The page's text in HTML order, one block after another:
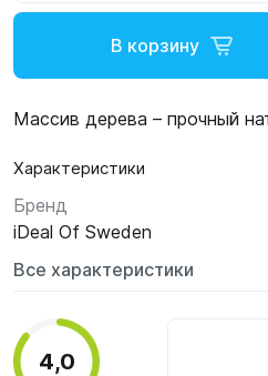
В корзину
Массив дерева – прочный
Характеристики
Бренд
iDeal Of Sweden
Все характеристики
4,0